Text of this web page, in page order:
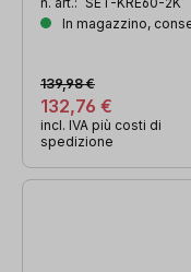
In magazzino,
132,76 €
139,98 €
incl. IVA più costi di
spedizione